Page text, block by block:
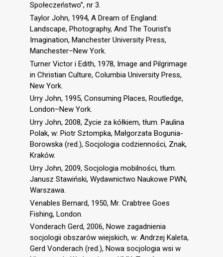
Społeczeństwo”, nr 3.
Taylor John, 1994, A Dream of England:
Landscape, Photography, And The Tourist’s
Imagination, Manchester University Press,
Manchester–New York.
Turner Victor i Edith, 1978, Image and Pilgrimage
in Christian Culture, Columbia University Press,
New York.
Urry John, 1995, Consuming Places, Routledge,
London–New York.
Urry John, 2008, Życie za kółkiem, tłum. Paulina
Polak, w: Piotr Sztompka, Małgorzata Bogunia-
Borowska (red.), Socjologia codzienności, Znak,
Kraków.
Urry John, 2009, Socjologia mobilności, tłum.
Janusz Stawiński, Wydawnictwo Naukowe PWN,
Warszawa.
Venables Bernard, 1950, Mr. Crabtree Goes
Fishing, London.
Vonderach Gerd, 2006, Nowe zagadnienia
socjologii obszarów wiejskich, w: Andrzej Kaleta,
Gerd Vonderach (red.), Nowa socjologia wsi w